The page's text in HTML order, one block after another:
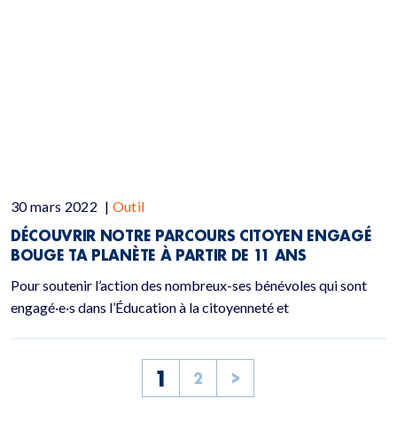
30 mars 2022 | Outil
DÉCOUVRIR NOTRE PARCOURS CITOYEN ENGAGÉ
BOUGE TA PLANÈTE À PARTIR DE 11 ANS
Pour soutenir l’action des nombreux-ses bénévoles qui sont
engagé·e·s dans l’Éducation à la citoyenneté et
1 2 >